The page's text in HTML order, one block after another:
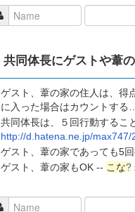
共同体長にゲストや葦
ゲスト、葦の家の住人は、得
に入った場合はカウントす
共同体長は、５回行動するこ
http://d.hatena.ne.jp/
ゲスト、葦の家であっても5
ゲスト、葦の家もOK -- こな?